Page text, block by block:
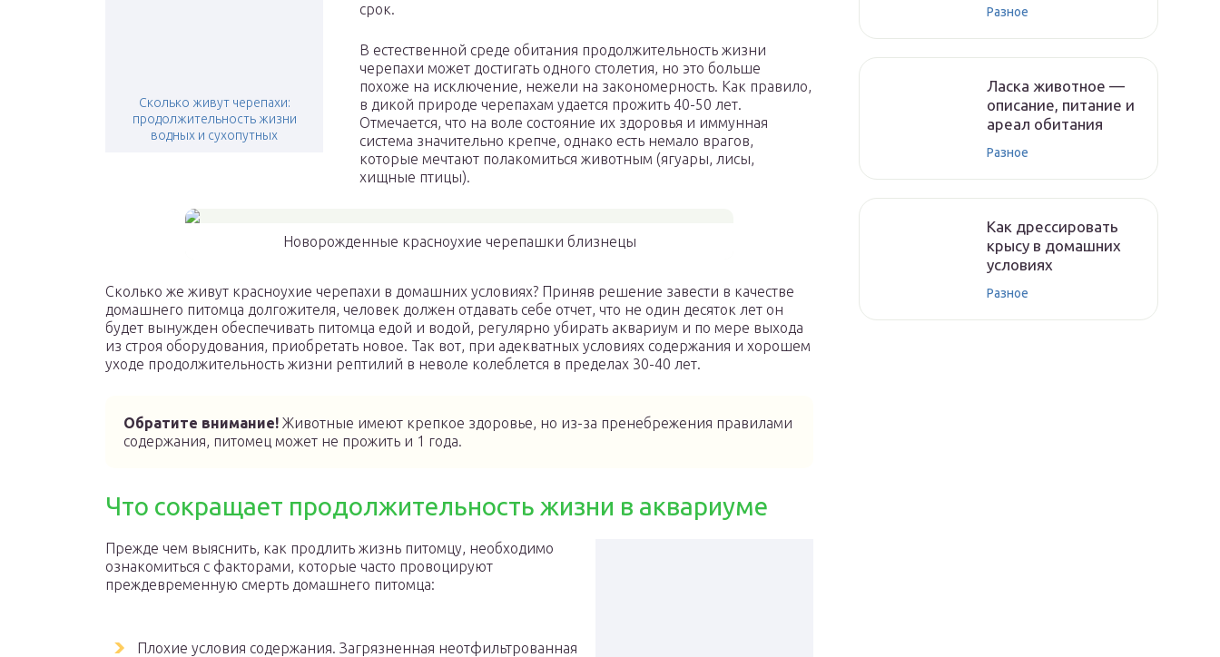
Сколько живут черепахи:
продолжительность жизни
водных и сухопутных
срок.
В естественной среде обитания продолжительность жизни
черепахи может достигать одного столетия, но это больше
похоже на исключение, нежели на закономерность. Как правило,
в дикой природе черепахам удается прожить 40-50 лет.
Отмечается, что на воле состояние их здоровья и иммунная
система значительно крепче, однако есть немало врагов,
которые мечтают полакомиться животным (ягуары, лисы,
хищные птицы).
Новорожденные красноухие черепашки близнецы
Сколько же живут красноухие черепахи в домашних условиях? Приняв решение завести в качестве
домашнего питомца долгожителя, человек должен отдавать себе отчет, что не один десяток лет он
будет вынужден обеспечивать питомца едой и водой, регулярно убирать аквариум и по мере выхода
из строя оборудования, приобретать новое. Так вот, при адекватных условиях содержания и хорошем
уходе продолжительность жизни рептилий в неволе колеблется в пределах 30-40 лет.
Обратите внимание! Животные имеют крепкое здоровье, но из-за пренебрежения правилами
содержания, питомец может не прожить и 1 года.
Что сокращает продолжительность жизни в аквариуме
Прежде чем выяснить, как продлить жизнь питомцу, необходимо
ознакомиться с факторами, которые часто провоцируют
преждевременную смерть домашнего питомца:
Плохие условия содержания. Загрязненная неотфильтрованная
Разное
Ласка животное —
описание, питание и
ареал обитания
Разное
Как дрессировать
крысу в домашних
условиях
Разное